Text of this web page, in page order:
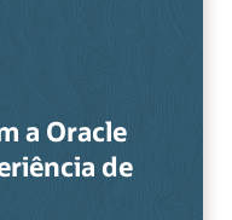
a Oracle
de